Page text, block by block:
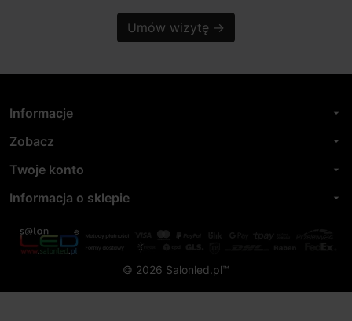
Umów wizytę →
Informacje arrow_drop_down
Zobacz arrow_drop_down
Twoje konto arrow_drop_down
Informacja o sklepie arrow_drop_down
© 2026 Salonled.pl™